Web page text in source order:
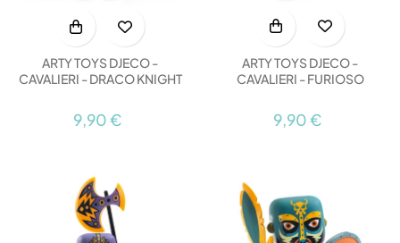
ARTY TOYS DJECO -
CAVALIERI - DRACO KNIGHT
9,90 €
ARTY TOYS DJECO -
CAVALIERI - FURIOSO
9,90 €